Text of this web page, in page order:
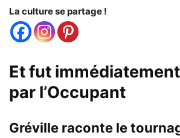
La culture se partage !
Et fut
par l’Occupant
Gréville raconte le